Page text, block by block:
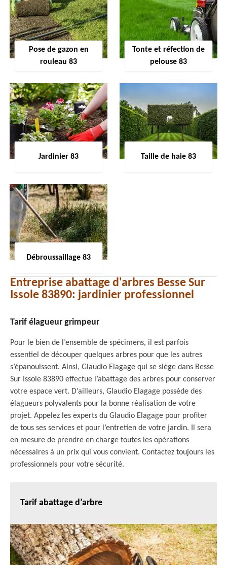
Pose de gazon en
rouleau 83
Tonte et réfection de
pelouse 83
Jardinier 83 Taille de haie 83
Débroussaillage 83
Entreprise abattage d'arbres Besse Sur
Issole 83890: jardinier professionnel
Tarif élagueur grimpeur
Pour le bien de l’ensemble de spécimens, il est parfois
essentiel de découper quelques arbres pour que les autres
s’épanouissent. Ainsi, Glaudio Elagage qui se siège dans Besse
Sur Issole 83890 effectue l’abattage des arbres pour conserver
votre espace vert. D’ailleurs, Glaudio Elagage possède des
élagueurs polyvalents pour la bonne réalisation de votre
projet. Appelez les experts du Glaudio Elagage pour profiter
de tous ses services et pour l’entretien de votre jardin. Il sera
en mesure de prendre en charge toutes les opérations
nécessaires à un prix qui vous convient. Contactez toujours les
professionnels pour votre sécurité.
Tarif abattage d’arbre